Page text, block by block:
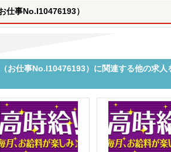
事No.I10476193）
仕事No.I10476193）に関連する他の求人